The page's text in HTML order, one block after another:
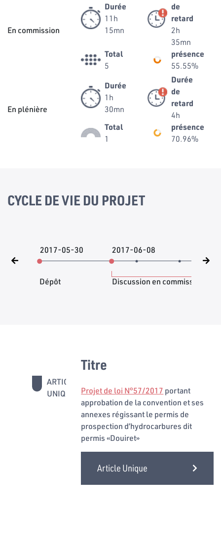
En commission
Durée
11h
15mn
de
retard
2h
35mn
Total
5
présence
55.55%
En plénière
Durée
1h
30mn
Durée
de
retard
4h
Total
1
présence
70.96%
CYCLE DE VIE DU PROJET
2017-05-30
Dépôt
2017-06-08
Discussion en commission
ARTICLE
UNIQUE
Titre
Projet de loi N°57/2017 portant
approbation de la convention et ses
annexes régissant le permis de
prospection d’hydrocarbures dit
permis «Douiret»
Article Unique